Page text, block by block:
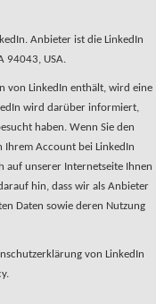
Anbieter ist die LinkedIn
94043, USA.
von LinkedIn enthält, wird eine
wird darüber informiert,
haben. Wenn Sie den
Ihrem Account bei LinkedIn
auf unserer Internetseite Ihnen
hin, dass wir als Anbieter
Daten sowie deren Nutzung
von LinkedIn